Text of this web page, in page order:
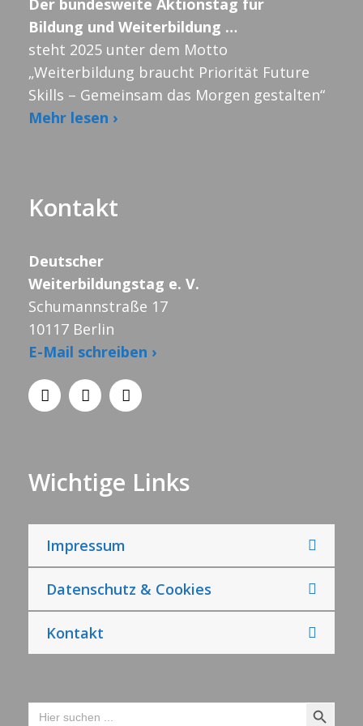
Bildung und Weiterbildung …
steht 2025 unter dem Motto
„Weiterbildung braucht Priorität Future
Skills – Gemeinsam das Morgen gestalten“
Mehr lesen ›
Kontakt
Deutscher
Weiterbildungstag e. V.
Schumannstraße 17
10117 Berlin
E-Mail schreiben ›
Wichtige Links
Impressum
Datenschutz & Cookies
Kontakt
Search Search Button